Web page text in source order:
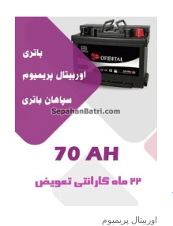
اوربیتال پریمیوم